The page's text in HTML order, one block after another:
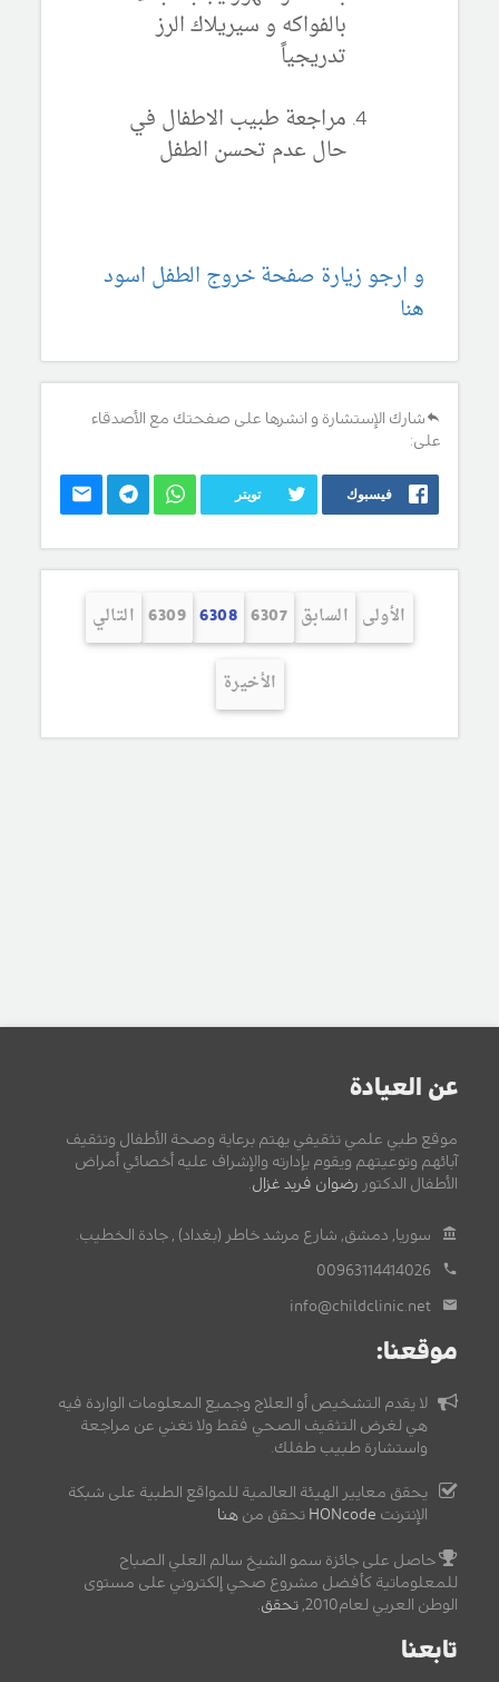
بالفواكه و سيريلاك الرز
تدريجياً
مراجعة طبيب الاطفال في
حال عدم تحسن الطفل
و ارجو زيارة صفحة خروج الطفل اسود
هنا
شارك الإستشارة و انشرها على صفحتك مع الأصدقاء
على:
فيسبوك تويتر
الأولى السابق 6307
6308
6309 التالي
الأخيرة
عن العيادة
موقع طبي علمي تثقيفي يهتم برعاية وصحة الأطفال وتثقيف
آبائهم وتوعيتهم ويقوم بإدارته والإشراف عليه أخصائي أمراض
الأطفال الدكتور رضوان فريد غزال
سوريا, دمشق, شارع مرشد خاطر (بغداد) , جادة الخطيب.
00963114414026
info@childclinic.net
موقعنا:
لا يقدم التشخيص أو العلاج وجميع المعلومات الواردة فيه
هي لغرض التثقيف الصحي فقط ولا تغني عن مراجعة
واستشارة طبيب طفلك.
يحقق معايير الهيئة العالمية للمواقع الطبية على شبكة
الإنترنت HONcode تحقق من هنا
حاصل على جائزة سمو الشيخ سالم العلي الصباح
للمعلوماتية كأفضل مشروع صحي إلكتروني على مستوى
الوطن العربي لعام2010,
تحقق
تابعنا